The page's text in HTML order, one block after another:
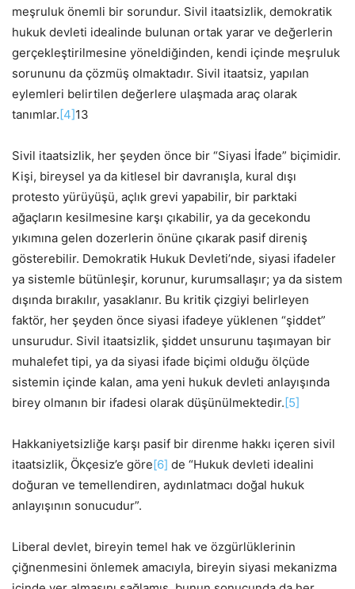
meşruluk önemli bir sorundur. Sivil itaatsizlik, demokratik
hukuk devleti idealinde bulunan ortak yarar ve değerlerin
gerçekleştirilmesine yöneldiğinden, kendi içinde meşruluk
sorununu da çözmüş olmaktadır. Sivil itaatsiz, yapılan
eylemleri belirtilen değerlere ulaşmada araç olarak
tanımlar. [4]13
Sivil itaatsizlik, her şeyden önce bir “Siyasi İfade” biçimidir.
Kişi, bireysel ya da kitlesel bir davranışla, kural dışı
protesto yürüyüşü, açlık grevi yapabilir, bir parktaki
ağaçların kesilmesine karşı çıkabilir, ya da gecekondu
yıkımına gelen dozerlerin önüne çıkarak pasif direniş
gösterebilir. Demokratik Hukuk Devleti’nde, siyasi ifadeler
ya sistemle bütünleşir, korunur, kurumsallaşır; ya da sistem
dışında bırakılır, yasaklanır. Bu kritik çizgiyi belirleyen
faktör, her şeyden önce siyasi ifadeye yüklenen “şiddet”
unsurudur. Sivil itaatsizlik, şiddet unsurunu taşımayan bir
muhalefet tipi, ya da siyasi ifade biçimi olduğu ölçüde
sistemin içinde kalan, ama yeni hukuk devleti anlayışında
birey olmanın bir ifadesi olarak düşünülmektedir. [5]
Hakkaniyetsizliğe karşı pasif bir direnme hakkı içeren sivil
itaatsizlik, Ökçesiz’e göre[6] de “Hukuk devleti idealini
doğuran ve temellendiren, aydınlatmacı doğal hukuk
anlayışının sonucudur”.
Liberal devlet, bireyin temel hak ve özgürlüklerinin
çiğnenmesini önlemek amacıyla, bireyin siyasi mekanizma